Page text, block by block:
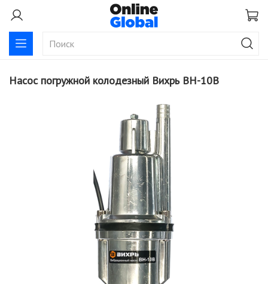
Насос погружной колодезный Вихрь ВН-10В